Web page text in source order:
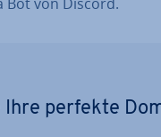
Ihre perfekte